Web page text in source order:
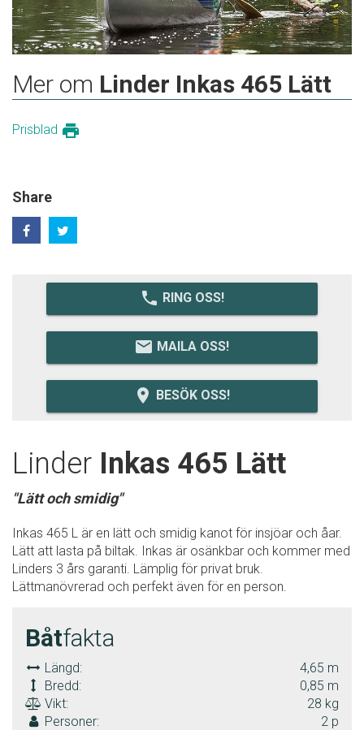
Mer om Linder Inkas 465 Lätt
Prisblad print
Share
local_phone RING OSS!
email MAILA OSS!
room BESÖK OSS!
Linder Inkas 465 Lätt
"Lätt och smidig"
Inkas 465 L är en lätt och smidig kanot för insjöar och åar.
Lätt att lasta på biltak. Inkas är osänkbar och kommer med
Linders 3 års garanti. Lämplig för privat bruk.
Lättmanövrerad och perfekt även för en person.
Båtfakta
Längd:
4,65 m
Bredd:
0,85 m
Vikt:
28 kg
Personer:
2 p